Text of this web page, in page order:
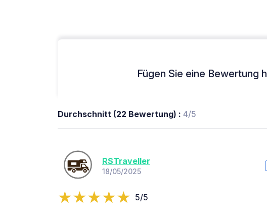
Fügen Sie eine Bewertung
Durchschnitt (22 Bewertung) : 4/5
RSTraveller
18/05/2025
5/5